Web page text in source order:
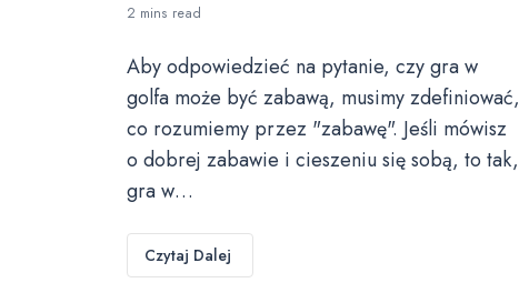
2 mins read
Aby odpowiedzieć na pytanie, czy gra w
golfa może być zabawą, musimy zdefiniować,
co rozumiemy przez "zabawę". Jeśli mówisz
o dobrej zabawie i cieszeniu się sobą, to tak,
gra w…
Czytaj Dalej